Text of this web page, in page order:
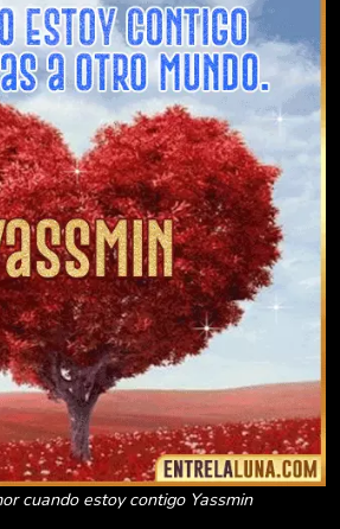
cuando estoy contigo Yassmin